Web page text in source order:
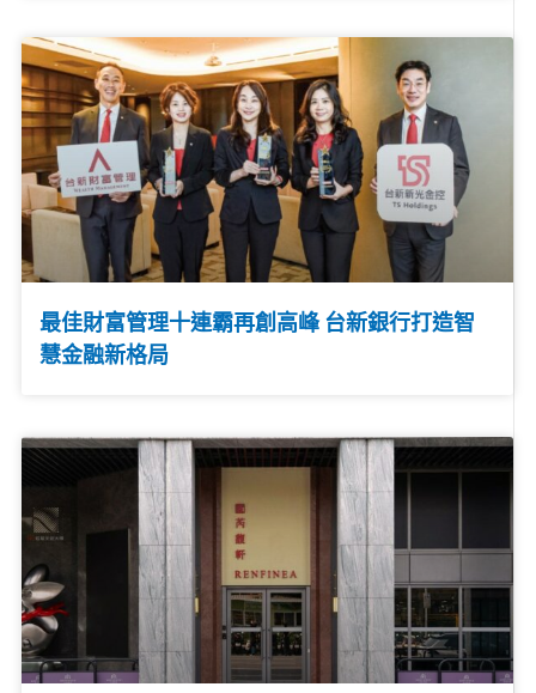
最佳財富管理十連霸再創高峰 台新銀行打造智
慧金融新格局